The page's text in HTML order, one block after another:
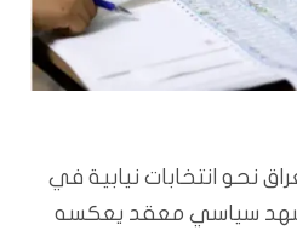
نحو انتخابات نيابية في
وسط مشهد سياسي معقد يعكسه